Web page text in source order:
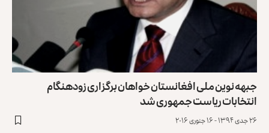
جبهه نوین ملی افغانستان خواهان برگزاری زودهنگام
انتخابات ریاست جمهوری شد
۲۶ جدی ۱۳۹۴ - ۱۶ جنوری ۲۰۱۶